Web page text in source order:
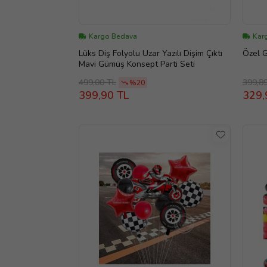
Kargo Bedava
Lüks Diş Folyolu Uzar Yazılı Dişim Çıktı
Mavi Gümüş Konsept Parti Seti
499,00 TL
%20
399,90 TL
Özel